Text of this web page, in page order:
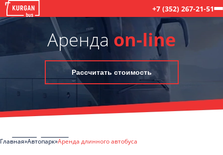
+7 (352) 267-21-51
Аренда on-line
Рассчитать стоимость
Главная Автопарк Аренда длинного автобуса